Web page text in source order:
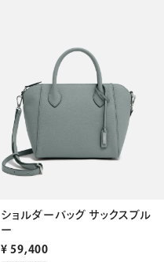
ショルダーバッグ サックスブル
ー
¥ 59,400